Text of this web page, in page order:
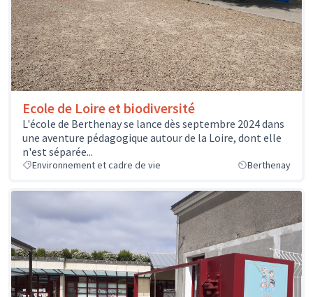
Ecole de Loire et biodiversité
L'école de Berthenay se lance dès septembre 2024 dans
une aventure pédagogique autour de la Loire, dont elle
n'est séparée...
Environnement et cadre de vie Berthenay